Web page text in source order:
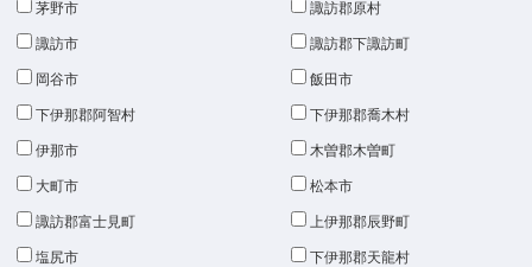
茅野市 諏訪郡原村
諏訪市 諏訪郡下諏訪町
岡谷市 飯田市
下伊那郡阿智村 下伊那郡喬木村
伊那市 木曽郡木曽町
大町市 松本市
諏訪郡富士見町 上伊那郡辰野町
塩尻市 下伊那郡天龍村